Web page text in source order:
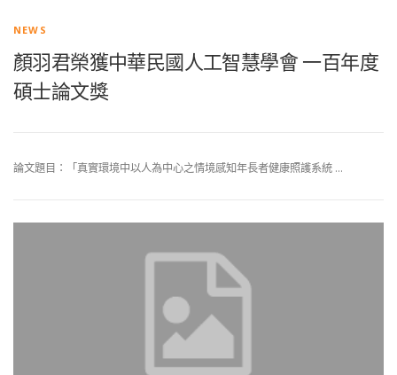
NEWS
顏羽君榮獲中華民國人工智慧學會 一百年度
碩士論文獎
論文題目：「真實環境中以人為中心之情境感知年長者健康照護系統 …